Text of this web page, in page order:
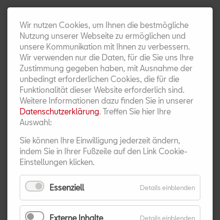
KONTAKT
ANFRAGE­FORMULAR
Überführungs- und Zulassungskosten
berechnet der ausliefernde Betrieb
separat.
Wir nutzen Cookies, um Ihnen die bestmögliche
Nutzung unserer Webseite zu ermöglichen und
unsere Kommunikation mit Ihnen zu verbessern.
Wir verwenden nur die Daten, für die Sie uns Ihre
Zustimmung gegeben haben, mit Ausnahme der
unbedingt erforderlichen Cookies, die für die
Funktionalität dieser Website erforderlich sind.
Weitere Informationen dazu finden Sie in unserer
Datenschutzerklärung. Treffen Sie hier Ihre
Auswahl:
Sie können Ihre Einwilligung jederzeit ändern,
indem Sie in Ihrer Fußzeile auf den Link Cookie-
Einstellungen klicken.
Essenziell Details einblendenfür
Externe Inhalte Details einblendenfür